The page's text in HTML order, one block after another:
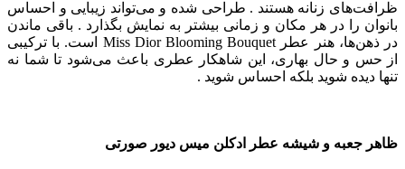
ظرافت‌های زنانه هستند . طراحی شده و می‌تواند زیبایی و احساس
بانوان را در هر مکان و زمانی بیشتر به نمایش بگذارد . باقی ماندن
در ذهن‌ها، هنر عطر Miss Dior Blooming Bouquet است. با ترکیبی
از حس و حال بهاری، این شاهکار عطری باعث می‌شود تا شما نه
تنها دیده شوید بلکه احساس شوید .
ظاهر جعبه و شیشه عطر ادکلن میس دیور صورتی